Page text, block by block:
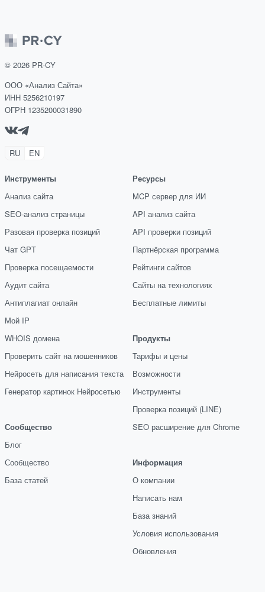
© 2026 PR-CY
ООО «Анализ Сайта»
ИНН 5256210197
ОГРН 1235200031890
RU EN
Инструменты
Анализ сайта
SEO-анализ страницы
Разовая проверка позиций
Чат GPT
Проверка посещаемости
Аудит сайта
Антиплагиат онлайн
Мой IP
WHOIS домена
Проверить сайт на мошенников
Нейросеть для написания текста
Генератор картинок Нейросетью
Сообщество
Блог
Сообщество
База статей
Ресурсы
MCP сервер для ИИ
API анализ сайта
API проверки позиций
Партнёрская программа
Рейтинги сайтов
Сайты на технологиях
Бесплатные лимиты
Продукты
Тарифы и цены
Возможности
Инструменты
Проверка позиций (LINE)
SEO расширение для Chrome
Информация
О компании
Написать нам
База знаний
Условия использования
Обновления